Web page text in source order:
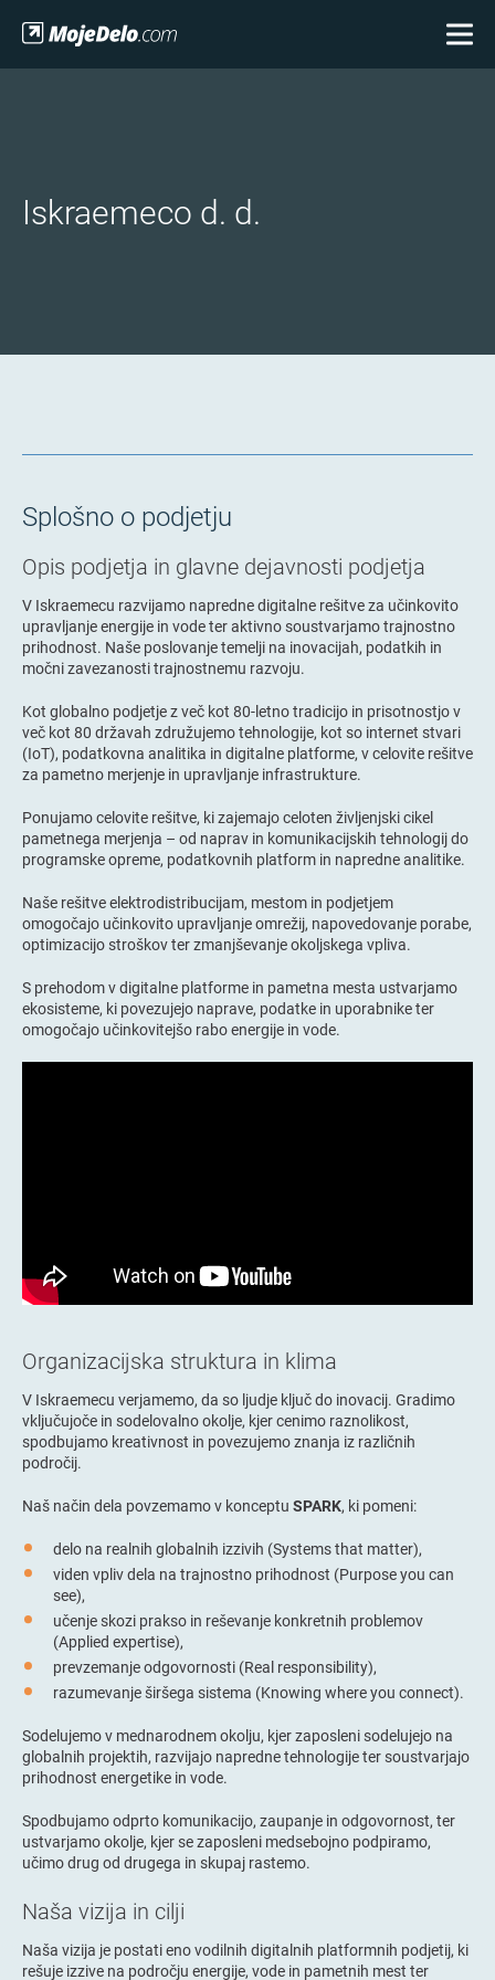
Iskraemeco d. d.
Splošno o podjetju
Opis podjetja in glavne dejavnosti podjetja
V Iskraemecu razvijamo napredne digitalne rešitve za učinkovito
upravljanje energije in vode ter aktivno soustvarjamo trajnostno
prihodnost. Naše poslovanje temelji na inovacijah, podatkih in
močni zavezanosti trajnostnemu razvoju.
Kot globalno podjetje z več kot 80-letno tradicijo in prisotnostjo v
več kot 80 državah združujemo tehnologije, kot so internet stvari
(IoT), podatkovna analitika in digitalne platforme, v celovite rešitve
za pametno merjenje in upravljanje infrastrukture.
Ponujamo celovite rešitve, ki zajemajo celoten življenjski cikel
pametnega merjenja – od naprav in komunikacijskih tehnologij do
programske opreme, podatkovnih platform in napredne analitike.
Naše rešitve elektrodistribucijam, mestom in podjetjem
omogočajo učinkovito upravljanje omrežij, napovedovanje porabe,
optimizacijo stroškov ter zmanjševanje okoljskega vpliva.
S prehodom v digitalne platforme in pametna mesta ustvarjamo
ekosisteme, ki povezujejo naprave, podatke in uporabnike ter
omogočajo učinkovitejšo rabo energije in vode.
Organizacijska struktura in klima
V Iskraemecu verjamemo, da so ljudje ključ do inovacij. Gradimo
vključujoče in sodelovalno okolje, kjer cenimo raznolikost,
spodbujamo kreativnost in povezujemo znanja iz različnih
področij.
Naš način dela povzemamo v konceptu SPARK, ki pomeni:
delo na realnih globalnih izzivih (Systems that matter),
viden vpliv dela na trajnostno prihodnost (Purpose you can
see),
učenje skozi prakso in reševanje konkretnih problemov
(Applied expertise),
prevzemanje odgovornosti (Real responsibility),
razumevanje širšega sistema (Knowing where you connect).
Sodelujemo v mednarodnem okolju, kjer zaposleni sodelujejo na
globalnih projektih, razvijajo napredne tehnologije ter soustvarjajo
prihodnost energetike in vode.
Spodbujamo odprto komunikacijo, zaupanje in odgovornost, ter
ustvarjamo okolje, kjer se zaposleni medsebojno podpiramo,
učimo drug od drugega in skupaj rastemo.
Naša vizija in cilji
Naša vizija je postati eno vodilnih digitalnih platformnih podjetij, ki
rešuje izzive na področju energije, vode in pametnih mest ter